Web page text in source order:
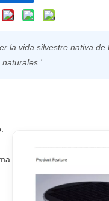
la vida silvestre nativa de
naturales.'